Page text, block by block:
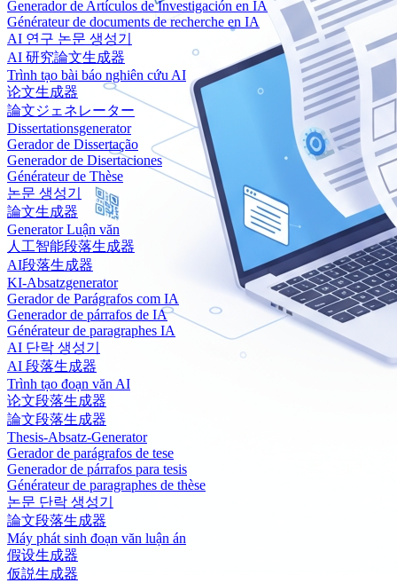
Generador de Artículos de Investigación en IA
Générateur de documents de recherche en IA
AI 연구 논문 생성기
AI 研究論文生成器
Trình tạo bài báo nghiên cứu AI
论文生成器
論文ジェネレーター
Dissertationsgenerator
Gerador de Dissertação
Generador de Disertaciones
Générateur de Thèse
논문 생성기
論文生成器
Generator Luận văn
人工智能段落生成器
AI段落生成器
KI-Absatzgenerator
Gerador de Parágrafos com IA
Generador de párrafos de IA
Générateur de paragraphes IA
AI 단락 생성기
AI 段落生成器
Trình tạo đoạn văn AI
论文段落生成器
論文段落生成器
Thesis-Absatz-Generator
Gerador de parágrafos de tese
Generador de párrafos para tesis
Générateur de paragraphes de thèse
논문 단락 생성기
論文段落生成器
Máy phát sinh đoạn văn luận án
假设生成器
仮説生成器